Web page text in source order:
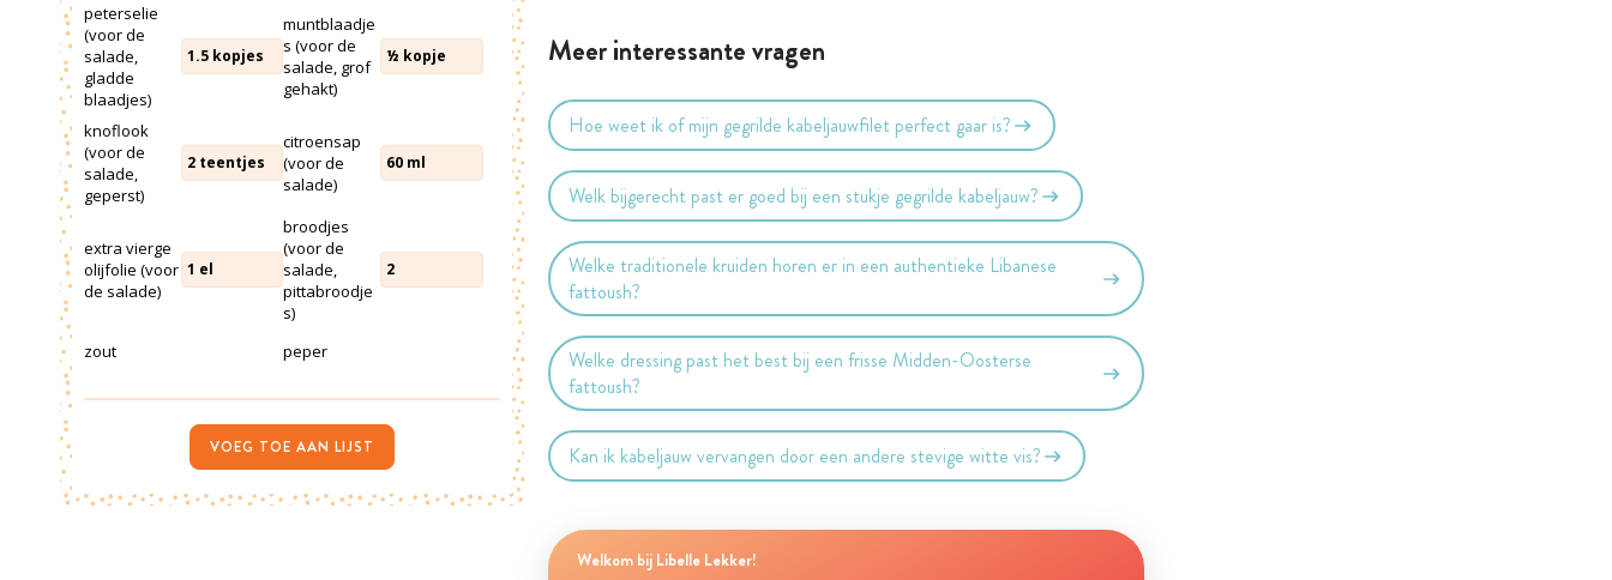
Meer interessante vragen
Hoe weet ik of mijn gegrilde kabeljauwfilet perfect gaar is?
Welk bijgerecht past er goed bij een stukje gegrilde kabeljauw?
Welke traditionele kruiden horen er in een authentieke Libanese
fattoush?
Welke dressing past het best bij een frisse Midden-Oosterse
fattoush?
Kan ik kabeljauw vervangen door een andere stevige witte vis?
Welkom bij Libelle Lekker!
peterselie
(voor de
salade,
gladde
blaadjes)
1.5 kopjes
muntblaadje
s (voor de
salade, grof
gehakt)
½ kopje
knoflook
(voor de
salade,
geperst)
2 teentjes
citroensap
(voor de
salade)
60 ml
extra vierge
olijfolie (voor
de salade)
1 el
broodjes
(voor de
salade,
pittabroodje
s)
2
zout peper
VOEG TOE AAN LIJST